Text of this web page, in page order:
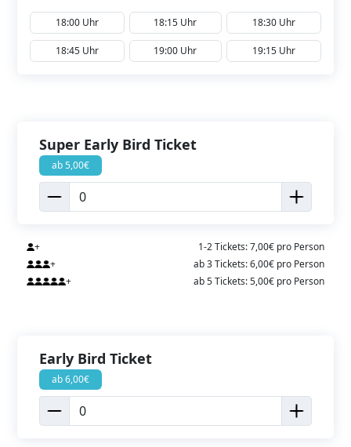
18:00 Uhr 18:15 Uhr 18:30 Uhr
18:45 Uhr 19:00 Uhr 19:15 Uhr
Super Early Bird Ticket
ab 5,00€
+
1-2 Tickets: 7,00€ pro Person
+
ab 3 Tickets: 6,00€ pro Person
+
ab 5 Tickets: 5,00€ pro Person
Early Bird Ticket
ab 6,00€